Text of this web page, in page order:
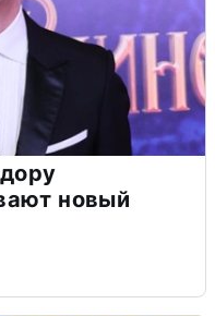
новый